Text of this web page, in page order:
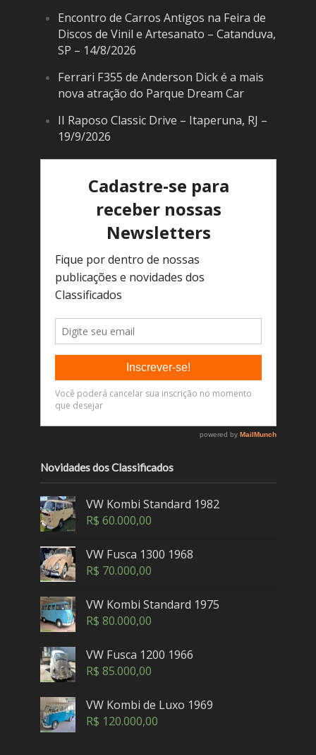
Encontro de Carros Antigos na Feira de
Discos de Vinil e Artesanato – Catanduva,
SP – 14/8/2026
Ferrari F355 de Anderson Dick é a mais
nova atração do Parque Dream Car
II Raposo Classic Drive – Itaperuna, RJ –
19/9/2026
Novidades dos Classificados
VW Kombi Standard 1982
R$ 60.000,00
VW Fusca 1300 1968
R$ 70.000,00
VW Kombi Standard 1975
R$ 80.000,00
VW Fusca 1200 1966
R$ 85.000,00
VW Kombi de Luxo 1969
R$ 120.000,00